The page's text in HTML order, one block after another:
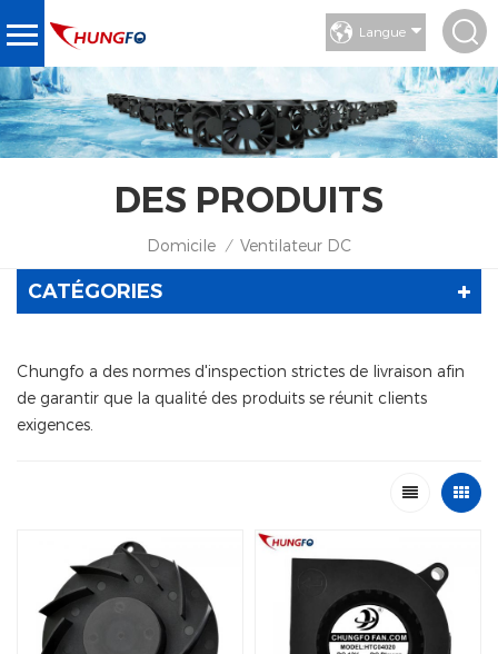
Langue
DES PRODUITS
Domicile / Ventilateur DC
CATÉGORIES
Chungfo a des normes d'inspection strictes de livraison afin
de garantir que la qualité des produits se réunit clients
exigences.